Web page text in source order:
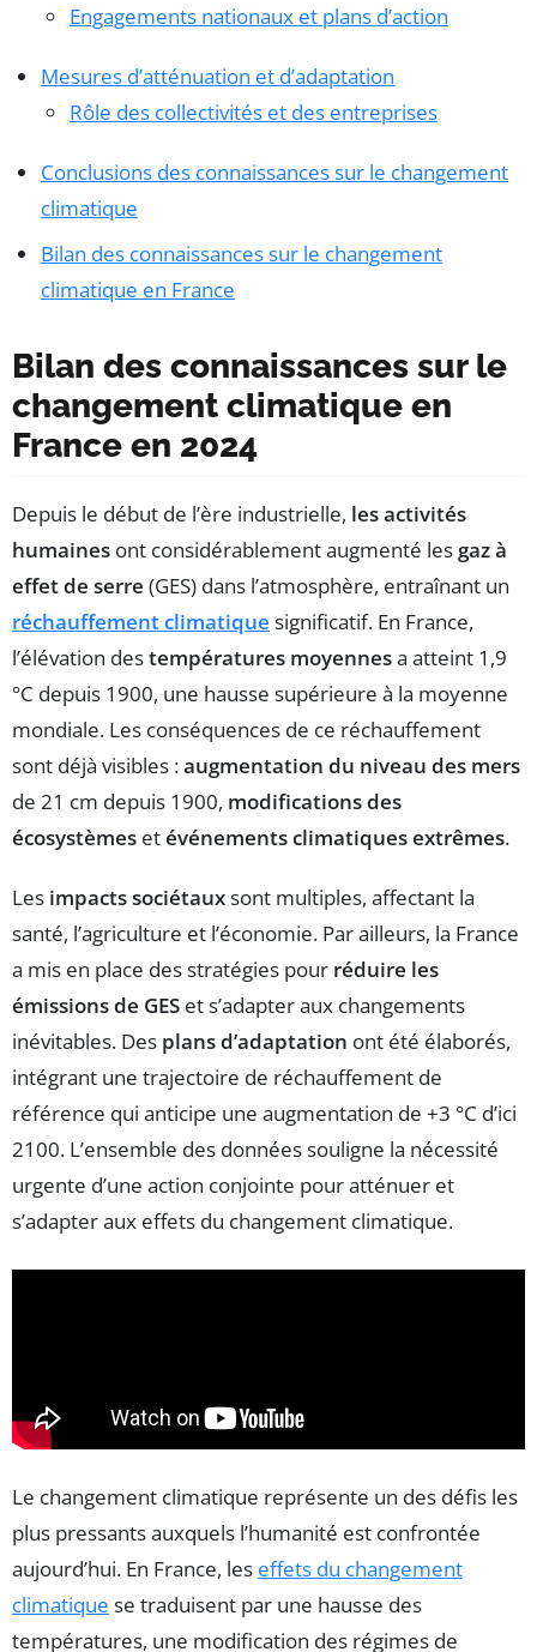
Engagements nationaux et plans d’action
Mesures d’atténuation et d’adaptation
Rôle des collectivités et des entreprises
Conclusions des connaissances sur le changement
climatique
Bilan des connaissances sur le changement
climatique en France
Bilan des connaissances sur le
changement climatique en
France en 2024
Depuis le début de l’ère industrielle, les activités
humaines ont considérablement augmenté les gaz à
effet de serre (GES) dans l’atmosphère, entraînant un
réchauffement climatique significatif. En France,
l’élévation destempératures moyennesa atteint 1,9
°C depuis 1900, une hausse supérieure à la moyenne
mondiale. Les conséquences de ce réchauffement
sont déjà visibles :augmentation du niveau des mers
de 21 cm depuis 1900, modifications des
écosystèmes etévénements climatiques extrêmes.
Les impacts sociétauxsont multiples, affectant la
santé, l’agriculture et l’économie. Par ailleurs, la France
a mis en place des stratégies pour réduire les
émissions de GES et s’adapter aux changements
inévitables. Des plans d’adaptation ont été élaborés,
intégrant une trajectoire de réchauffement de
référence qui anticipe une augmentation de +3 °C d’ici
2100. L’ensemble des données souligne la nécessité
urgente d’une action conjointe pour atténuer et
s’adapter aux effets du changement climatique.
Le changement climatique représente un des défis les
plus pressants auxquels l’humanité est confrontée
aujourd’hui. En France, les effets du changement
climatique se traduisent par une hausse des
températures, une modification des régimes de